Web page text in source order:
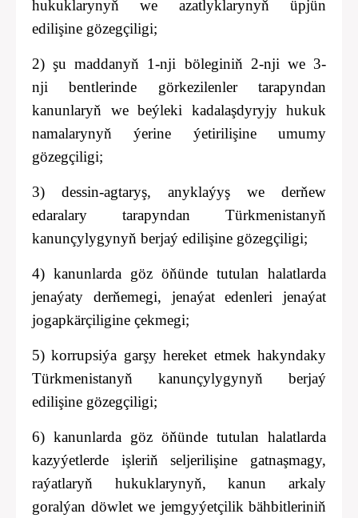
hukuklarynyň we azatlyklarynyň üpjün
edilişine gözegçiligi;
2) şu maddanyň 1-nji böleginiň 2-nji we 3-
nji
bentlerinde görkezilenler tarapyndan
kanunlaryň we beýleki kadalaşdyryjy hukuk
namalarynyň ýerine ýetirilişine umumy
gözegçiligi;
3) dessin-agtaryş, anyklaýyş we derňew
edaralary tarapyndan Türkmenistanyň
kanunçylygynyň berjaý edilişine gözegçiligi;
4) kanunlarda göz öňünde tutulan halatlarda
jenaýaty derňemegi, jenaýat edenleri jenaýat
jogapkärçiligine çekmegi;
5) korrupsiýa garşy hereket etmek hakyndaky
Türkmenistanyň kanunçylygynyň berjaý
edilişine gözegçiligi;
6) kanunlarda göz öňünde tutulan halatlarda
kazyýetlerde işleriň seljerilişine gatnaşmagy,
raýatlaryň hukuklarynyň, kanun arkaly
goralýan döwlet we jemgyýetçilik bähbitleriniň